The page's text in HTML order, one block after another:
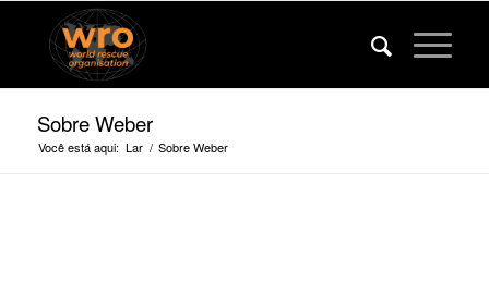
Sobre Weber
Você está aqui: Lar / Sobre Weber